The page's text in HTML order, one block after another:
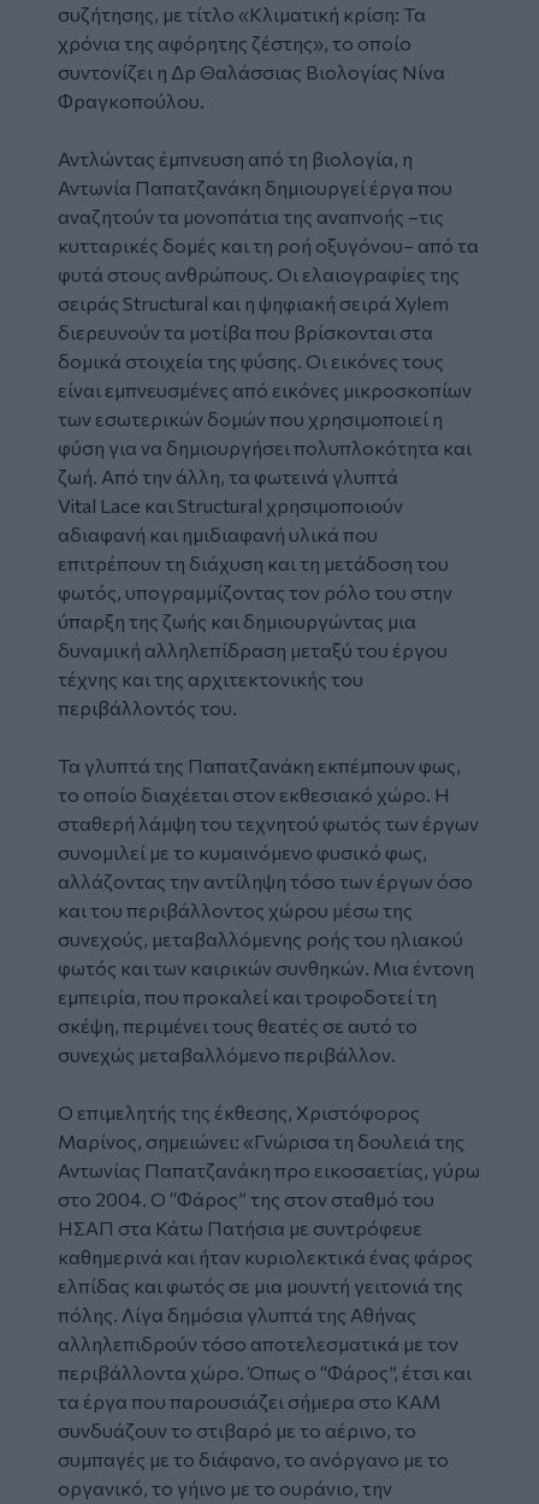
συζήτησης, με τίτλο «Κλιματική κρίση: Τα
χρόνια της αφόρητης ζέστης», το οποίο
συντονίζει η Δρ Θαλάσσιας Βιολογίας Νίνα
Φραγκοπούλου.
Αντλώντας έμπνευση από τη βιολογία, η
Αντωνία Παπατζανάκη δημιουργεί έργα που
αναζητούν τα μονοπάτια της αναπνοής –τις
κυτταρικές δομές και τη ροή οξυγόνου– από τα
φυτά στους ανθρώπους. Οι ελαιογραφίες της
σειράς Structural και η ψηφιακή σειρά Xylem
διερευνούν τα μοτίβα που βρίσκονται στα
δομικά στοιχεία της φύσης. Οι εικόνες τους
είναι εμπνευσμένες από εικόνες μικροσκοπίων
των εσωτερικών δομών που χρησιμοποιεί η
φύση για να δημιουργήσει πολυπλοκότητα και
ζωή. Από την άλλη, τα φωτεινά γλυπτά
Vital Lace και Structural χρησιμοποιούν
αδιαφανή και ημιδιαφανή υλικά που
επιτρέπουν τη διάχυση και τη μετάδοση του
φωτός, υπογραμμίζοντας τον ρόλο του στην
ύπαρξη της ζωής και δημιουργώντας μια
δυναμική αλληλεπίδραση μεταξύ του έργου
τέχνης και της αρχιτεκτονικής του
περιβάλλοντός του.
Τα γλυπτά της Παπατζανάκη εκπέμπουν φως,
το οποίο διαχέεται στον εκθεσιακό χώρο. Η
σταθερή λάμψη του τεχνητού φωτός των έργων
συνομιλεί με το κυμαινόμενο φυσικό φως,
αλλάζοντας την αντίληψη τόσο των έργων όσο
και του περιβάλλοντος χώρου μέσω της
συνεχούς, μεταβαλλόμενης ροής του ηλιακού
φωτός και των καιρικών συνθηκών. Μια έντονη
εμπειρία, που προκαλεί και τροφοδοτεί τη
σκέψη, περιμένει τους θεατές σε αυτό το
συνεχώς μεταβαλλόμενο περιβάλλον.
Ο επιμελητής της έκθεσης, Χριστόφορος
Μαρίνος, σημειώνει: «Γνώρισα τη δουλειά της
Αντωνίας Παπατζανάκη προ εικοσαετίας, γύρω
στο 2004. Ο “Φάρος” της στον σταθμό του
ΗΣΑΠ στα Κάτω Πατήσια με συντρόφευε
καθημερινά και ήταν κυριολεκτικά ένας φάρος
ελπίδας και φωτός σε μια μουντή γειτονιά της
πόλης. Λίγα δημόσια γλυπτά της Αθήνας
αλληλεπιδρούν τόσο αποτελεσματικά με τον
περιβάλλοντα χώρο. Όπως ο “Φάρος”, έτσι και
τα έργα που παρουσιάζει σήμερα στο ΚΑΜ
συνδυάζουν το στιβαρό με το αέρινο, το
συμπαγές με το διάφανο, το ανόργανο με το
οργανικό, το γήινο με το ουράνιο, την